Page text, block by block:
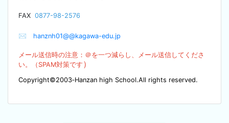
FAX 0877-98-2576
✉ hanznh01@@kagawa-edu.jp
メール送信時の注意：＠を一つ減らし、メール送信してくださ
い。（SPAM対策です ）
Copyright©2003‐Hanzan high School.All rights reserved.